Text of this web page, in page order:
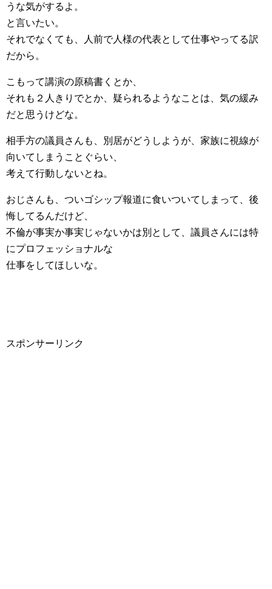
うな気がするよ。
と言いたい。
それでなくても、人前で人様の代表として仕事やってる訳
だから。
こもって講演の原稿書くとか、
それも２人きりでとか、疑られるようなことは、気の緩み
だと思うけどな。
相手方の議員さんも、別居がどうしようが、家族に視線が
向いてしまうことぐらい、
考えて行動しないとね。
おじさんも、ついゴシップ報道に食いついてしまって、後
悔してるんだけど、
不倫が事実か事実じゃないかは別として、議員さんには特
にプロフェッショナルな
仕事をしてほしいな。
スポンサーリンク